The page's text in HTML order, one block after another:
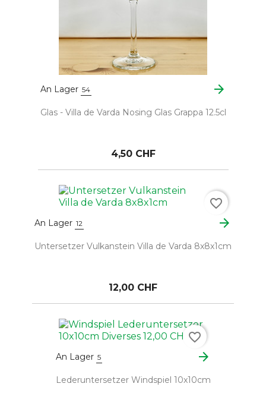
An Lager 54 arrow_forward
Glas - Villa de Varda Nosing Glas Grappa 12.5cl
4,50 CHF
An Lager 12 arrow_forward
Untersetzer Vulkanstein Villa de Varda 8x8x1cm
12,00 CHF
favorite_border
An Lager 5 arrow_forward
Lederuntersetzer Windspiel 10x10cm
favorite_border